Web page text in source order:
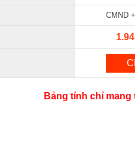
CMND
Bảng tính chỉ